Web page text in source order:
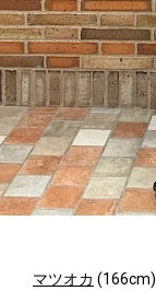
マツオカ (166cm)